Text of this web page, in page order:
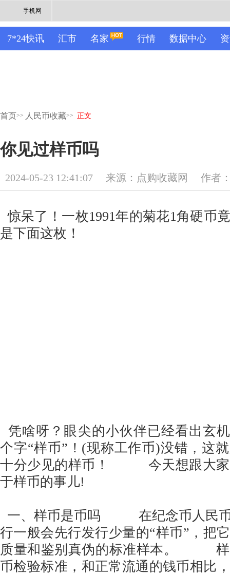
手机网
7*24快讯 汇市 名家 行情 数据中心
首页>> 人民币收藏>> 正文
你见过样币吗
2024-05-23 12:41:07 来源：点购收藏网 作者
惊呆了！一枚1991年的菊花1角硬币
是下面这枚！
凭啥呀？眼尖的小伙伴已经看出玄
个字“样币”！(现称工作币)没错，这
十分少见的样币！ 今天想跟大家
于样币的事儿!
一、样币是币吗 在纪念币人民币
行一般会先行发行少量的“样币”，把
质量和鉴别真伪的标准样本。 样
币检验标准，和正常流通的钱币相比